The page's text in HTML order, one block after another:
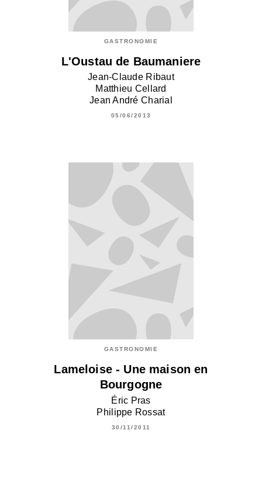
GASTRONOMIE
L'Oustau de Baumaniere
Jean-Claude Ribaut
Matthieu Cellard
Jean André Charial
05/06/2013
GASTRONOMIE
Lameloise - Une maison en
Bourgogne
Éric Pras
Philippe Rossat
30/11/2011